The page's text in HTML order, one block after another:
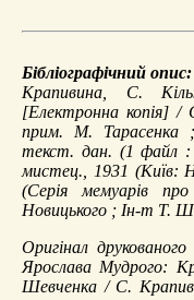
Бібліографічний опис:
Крапивина, С.
[Електронна копія]
прим. М.
текст. дан. (1 файл
мистец., 1931 (Київ:
(Серія мемуарів
Новицького ; Ін-т Т.
Оригінал
Ярослава Мудрого:
Шевченка / С.